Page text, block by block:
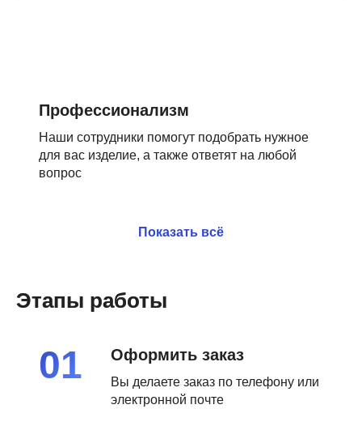
Профессионализм
Наши сотрудники помогут подобрать нужное
для вас изделие, а также ответят на любой
вопрос
Показать всё
Этапы работы
Оформить заказ
Вы делаете заказ по телефону или
электронной почте